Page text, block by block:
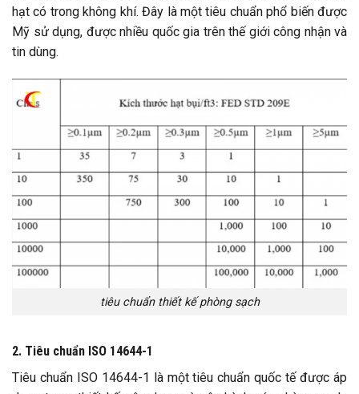
hạt có trong không khí. Đây là một tiêu chuẩn phổ biến được
Mỹ sử dụng, được nhiều quốc gia trên thế giới công nhận và
tin dùng.
tiêu chuẩn thiết kế phòng sạch
2. Tiêu chuẩn ISO 14644-1
Tiêu chuẩn ISO 14644-1 là một tiêu chuẩn quốc tế được áp